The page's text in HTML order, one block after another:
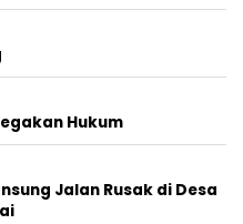
Hukum
Jalan Rusak di Desa